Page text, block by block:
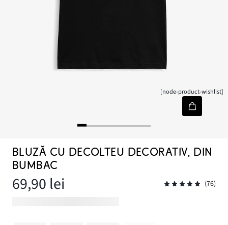
[node-product-wishlist]
BLUZĂ CU DECOLTEU DECORATIV, DIN
BUMBAC
69,90 lei (76)